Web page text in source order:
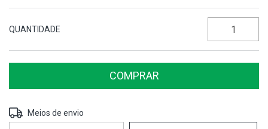
QUANTIDADE
Entregas para o CEP:
Meios de envio